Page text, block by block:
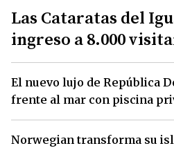
Las Cataratas del
ingreso a 8.000
El nuevo lujo de República
frente al mar con piscina
Norwegian transforma su